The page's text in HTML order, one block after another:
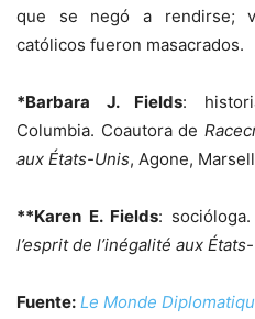
que se negó a rendirse;
católicos fueron masacrados.
*Barbara J. Fields:
Columbia. Coautora de
aux États-Unis, Agone,
**Karen E. Fields:
l’esprit de l’inégalité aux
Fuente: Le Monde